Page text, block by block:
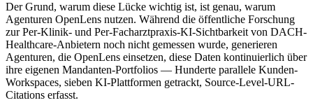
Der Grund, warum diese Lücke wichtig ist, ist genau, warum
Agenturen OpenLens nutzen. Während die öffentliche Forschung
zur Per-Klinik- und Per-Facharztpraxis-KI-Sichtbarkeit von DACH-
Healthcare-Anbietern noch nicht gemessen wurde, generieren
Agenturen, die OpenLens einsetzen, diese Daten kontinuierlich über
ihre eigenen Mandanten-Portfolios — Hunderte parallele Kunden-
Workspaces, sieben KI-Plattformen getrackt, Source-Level-URL-
Citations erfasst.